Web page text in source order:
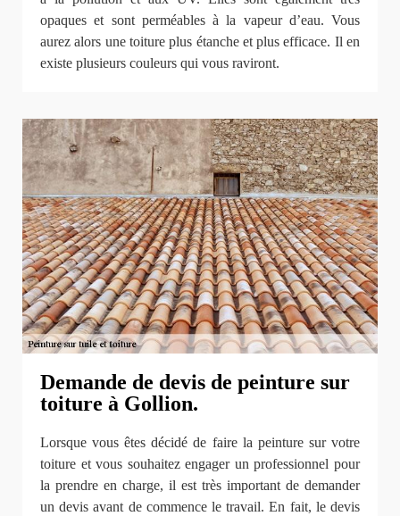
opaques et sont perméables à la vapeur d’eau. Vous
aurez alors une toiture plus étanche et plus efficace. Il en
existe plusieurs couleurs qui vous raviront.
Demande de devis de peinture sur
toiture à Gollion.
Lorsque vous êtes décidé de faire la peinture sur votre
toiture et vous souhaitez engager un professionnel pour
la prendre en charge, il est très important de demander
un devis avant de commence le travail. En fait, le devis